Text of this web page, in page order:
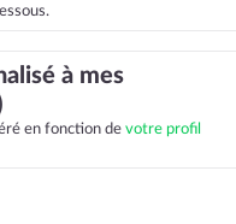
à mes
en fonction de votre profil